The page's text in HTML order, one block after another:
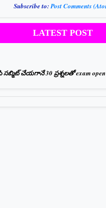
Subscribe to:Post Comments
LATEST POST
చేయగానే 30 ప్రశ్నలతో exam open